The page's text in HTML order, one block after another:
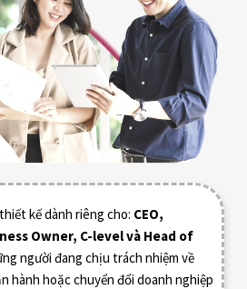
kế dành riêng cho: CEO,
Owner, C-level và Head of
người đang chịu trách nhiệm về
hành hoặc chuyển đổi doanh nghiệp